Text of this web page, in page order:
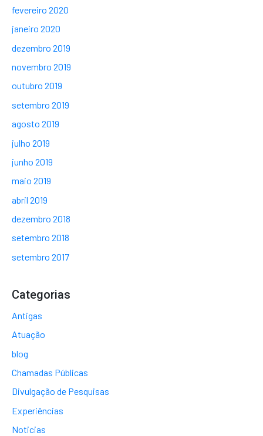
fevereiro 2020
janeiro 2020
dezembro 2019
novembro 2019
outubro 2019
setembro 2019
agosto 2019
julho 2019
junho 2019
maio 2019
abril 2019
dezembro 2018
setembro 2018
setembro 2017
Categorias
Antigas
Atuação
blog
Chamadas Públicas
Divulgação de Pesquisas
Experiências
Noticias